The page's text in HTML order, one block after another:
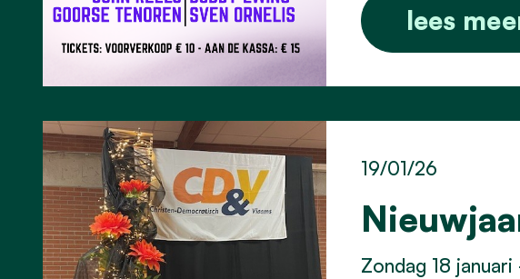
lees
19/01/26
Zondag 18 januari